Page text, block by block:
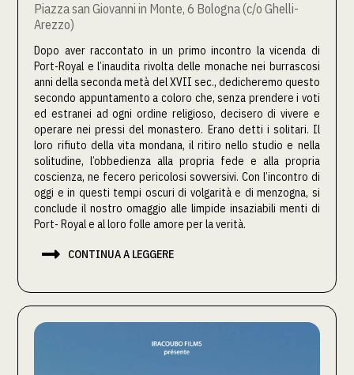
Piazza san Giovanni in Monte, 6 Bologna (c/o Ghelli-
Arezzo)
Dopo aver raccontato in un primo incontro la vicenda di
Port-Royal e l’inaudita rivolta delle monache nei burrascosi
anni della seconda metà del XVII sec., dedicheremo questo
secondo appuntamento a coloro che, senza prendere i voti
ed estranei ad ogni ordine religioso, decisero di vivere e
operare nei pressi del monastero. Erano detti i solitari. Il
loro rifiuto della vita mondana, il ritiro nello studio e nella
solitudine, l’obbedienza alla propria fede e alla propria
coscienza, ne fecero pericolosi sovversivi. Con l’incontro di
oggi e in questi tempi oscuri di volgarità e di menzogna, si
conclude il nostro omaggio alle limpide insaziabili menti di
Port- Royal e al loro folle amore per la verità.
 CONTINUA A LEGGERE